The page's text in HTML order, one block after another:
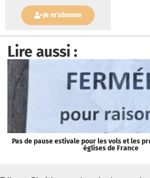
Je m'abonne
Lire aussi :
Pas de pause estivale pour les vols et les
églises de France